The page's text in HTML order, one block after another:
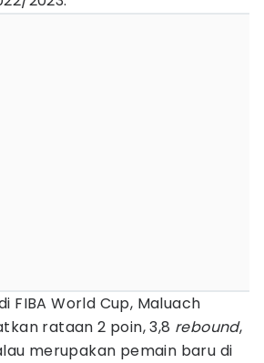
FIBA World Cup, Maluach
rataan 2 poin, 3,8 rebound,
merupakan pemain baru di